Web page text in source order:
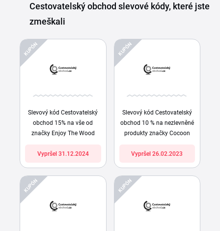
Cestovatelský obchod slevové kódy, které jste
zmeškali
KUPÓN
Slevový kód Cestovatelský
obchod 15% na vše od
značky Enjoy The Wood
Vypršel 31.12.2024
KUPÓN
Slevový kód Cestovatelský
obchod 10 % na nezlevněné
produkty značky Cocoon
Vypršel 26.02.2023
KUPÓN KUPÓN